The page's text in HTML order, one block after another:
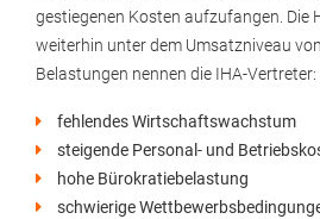
gestiegenen Kosten aufzufangen. Die
weiterhin unter dem Umsatzniveau
Belastungen nennen die IHA-Vertreter:
fehlendes Wirtschaftswachstum
steigende Personal- und
hohe Bürokratiebelastung
schwierige